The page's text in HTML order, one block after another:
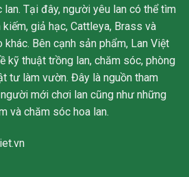
Tại đây, người yêu lan có thể tìm
giả hạc, Cattleya, Brass và
Bên cạnh sản phẩm, Lan Việt
kỹ thuật trồng lan, chăm sóc, phòng
tư làm vườn. Đây là nguồn tham
mới chơi lan cũng như những
và chăm sóc hoa lan.